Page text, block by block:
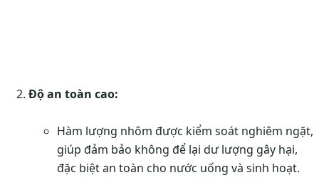
Độ an toàn cao:
Hàm lượng nhôm được kiểm soát nghiêm ngặt,
giúp đảm bảo không để lại dư lượng gây hại,
đặc biệt an toàn cho nước uống và sinh hoạt.